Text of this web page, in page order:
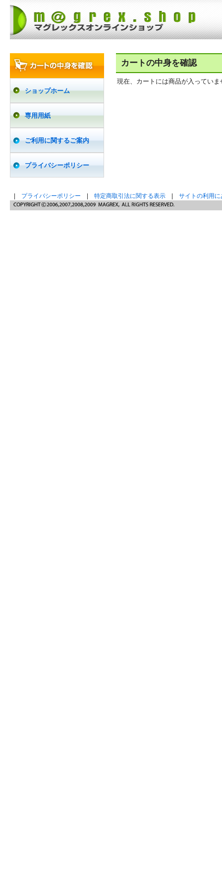
ショップホーム
専用用紙
ご利用に関するご案内
プライバシーポリシー
カートの中身を確認
現在、カートには商品が入っていま
プライバシーポリシー 特定商取引法に関する表示 サイトの利用に